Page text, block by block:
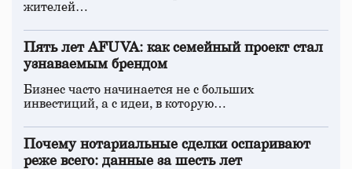
жителей…
Пять лет AFUVA: как семейный проект стал
узнаваемым брендом
Бизнес часто начинается не с больших
инвестиций, а с идеи, в которую…
Почему нотариальные сделки оспаривают
реже всего: данные за шесть лет